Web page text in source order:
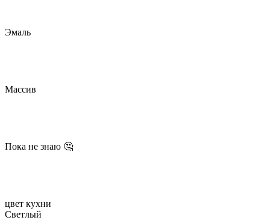
Эмаль
Массив
Пока не знаю 🤔
цвет кухни
Светлый